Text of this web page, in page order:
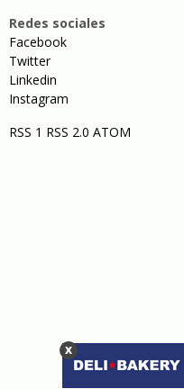
Redes sociales
Facebook
Twitter
Linkedin
Instagram
RSS 1 RSS 2.0 ATOM
x